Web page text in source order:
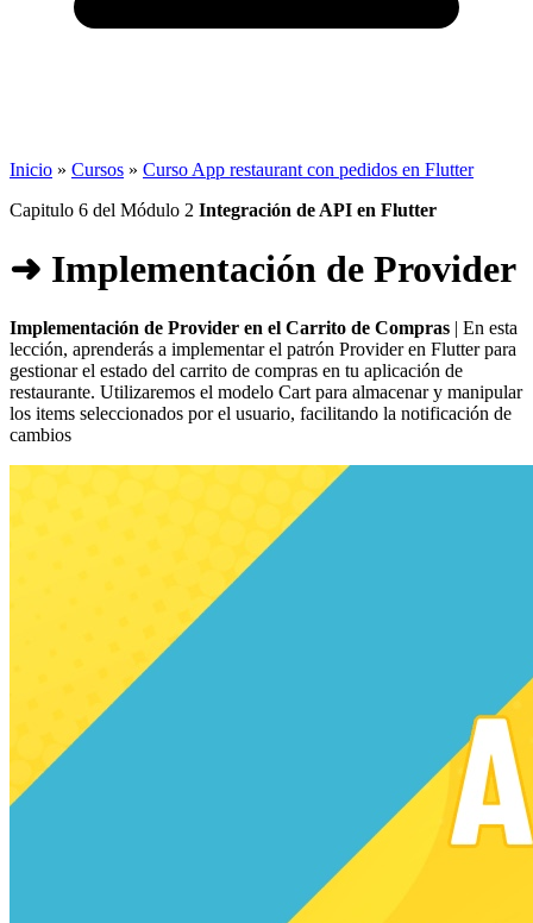
Inicio » Cursos » Curso App restaurant con pedidos en Flutter
Capitulo 6 del Módulo 2 Integración de API en Flutter
➜ Implementación de Provider
Implementación de Provider en el Carrito de Compras | En esta
lección, aprenderás a implementar el patrón Provider en Flutter para
gestionar el estado del carrito de compras en tu aplicación de
restaurante. Utilizaremos el modelo Cart para almacenar y manipular
los items seleccionados por el usuario, facilitando la notificación de
cambios